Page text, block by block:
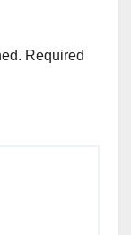
Required